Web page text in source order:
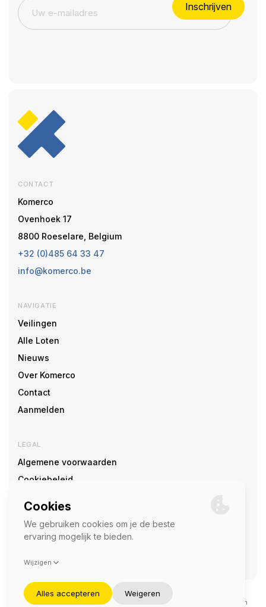
Inschrijven
CONTACT
Komerco
Ovenhoek 17
8800 Roeselare, Belgium
+32 (0)485 64 33 47
info@komerco.be
NAVIGATIE
Veilingen
Alle Loten
Nieuws
Over Komerco
Contact
Aanmelden
LEGAL
Algemene voorwaarden
Cookiebeleid
SOCIAL
©2026 — Komerco
Deze site wordt beschermd door reCAPTCHA en het
en